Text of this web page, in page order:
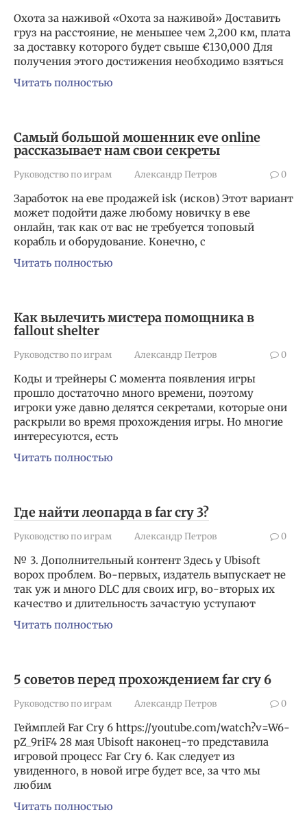
Охота за наживой «Охота за наживой» Доставить
груз на расстояние, не меньшее чем 2,200 км, плата
за доставку которого будет свыше €130,000 Для
получения этого достижения необходимо взяться
Читать полностью
Самый большой мошенник eve online
рассказывает нам свои секреты
Руководство по играм Александр Петров 0
Заработок на еве продажей isk (исков) Этот вариант
может подойти даже любому новичку в еве
онлайн, так как от вас не требуется топовый
корабль и оборудование. Конечно, с
Читать полностью
Как вылечить мистера помощника в
fallout shelter
Руководство по играм Александр Петров 0
Коды и трейнеры С момента появления игры
прошло достаточно много времени, поэтому
игроки уже давно делятся секретами, которые они
раскрыли во время прохождения игры. Но многие
интересуются, есть
Читать полностью
Где найти леопарда в far cry 3?
Руководство по играм Александр Петров 0
№ 3. Дополнительный контент Здесь у Ubisoft
ворох проблем. Во-первых, издатель выпускает не
так уж и много DLC для своих игр, во-вторых их
качество и длительность зачастую уступают
Читать полностью
5 советов перед прохождением far cry 6
Руководство по играм Александр Петров 0
Геймплей Far Cry 6 https://youtube.com/watch?v=W6-
pZ_9riF4 28 мая Ubisoft наконец-то представила
игровой процесс Far Cry 6. Как следует из
увиденного, в новой игре будет все, за что мы
любим
Читать полностью